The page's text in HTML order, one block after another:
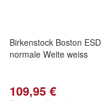
Birkenstock Boston ESD
normale Weite weiss
109,95 €